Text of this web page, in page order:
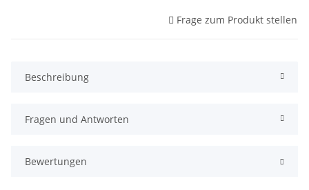
Frage zum Produkt stellen
Beschreibung
Fragen und Antworten
Bewertungen